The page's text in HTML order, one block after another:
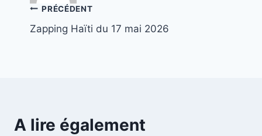
Navigation
de
PRÉCÉDENT
Zapping Haïti du 17 mai 2026
A lire également